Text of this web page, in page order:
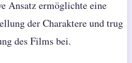
Ansatz ermöglichte eine
der Charaktere und trug
des Films bei.